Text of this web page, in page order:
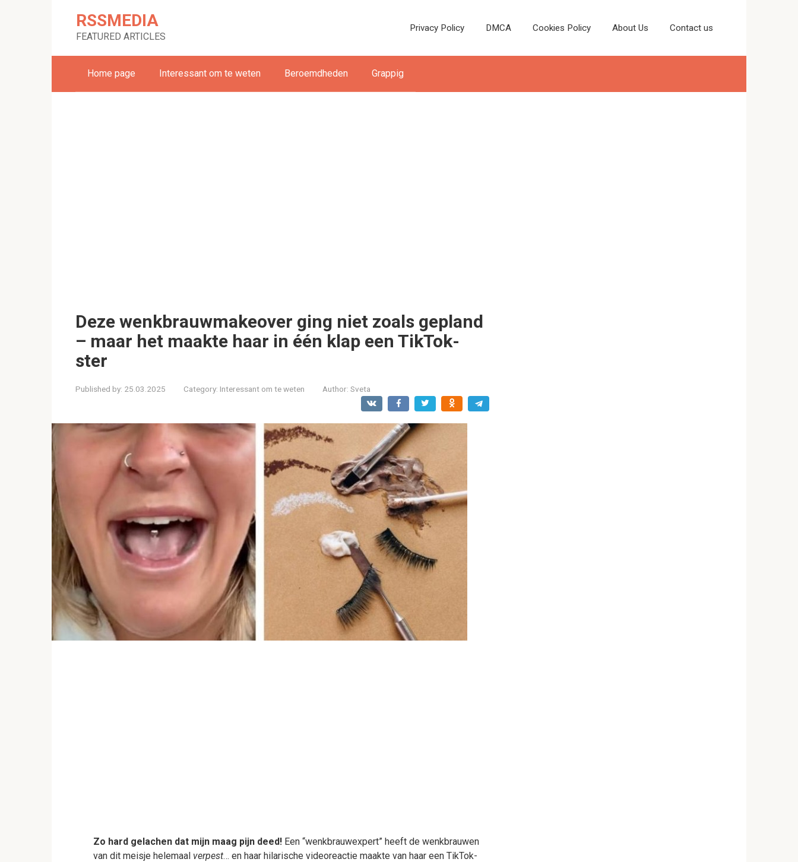
RSSMEDIA
FEATURED ARTICLES
Privacy Policy DMCA Cookies Policy About Us Contact us
Home page Interessant om te weten Beroemdheden Grappig
Deze wenkbrauwmakeover ging niet zoals gepland
– maar het maakte haar in één klap een TikTok-
ster
Published by: 25.03.2025 Category: Interessant om te weten Author: Sveta
Zo hard gelachen dat mijn maag pijn deed! Een “wenkbrauwexpert” heeft de wenkbrauwen
van dit meisje helemaal verpest… en haar hilarische videoreactie maakte van haar een TikTok-